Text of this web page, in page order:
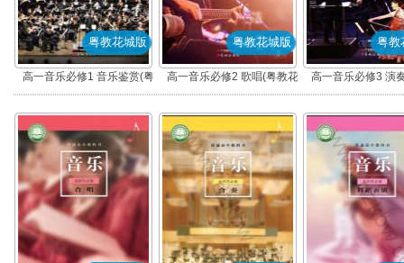
粤教花城版
高一音乐必修1 音乐鉴赏(粤
教花城版)
粤教花城版
高一音乐必修2 歌唱(粤教花
城版)
粤教
高一音乐必修3 演
城版)